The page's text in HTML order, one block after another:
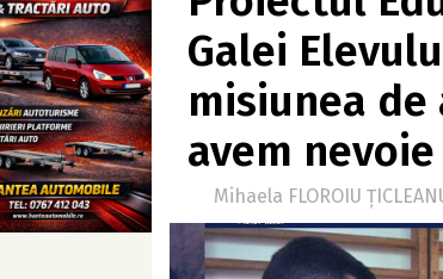
Galei
misiunea de
avem
Mihaela FLOROIU